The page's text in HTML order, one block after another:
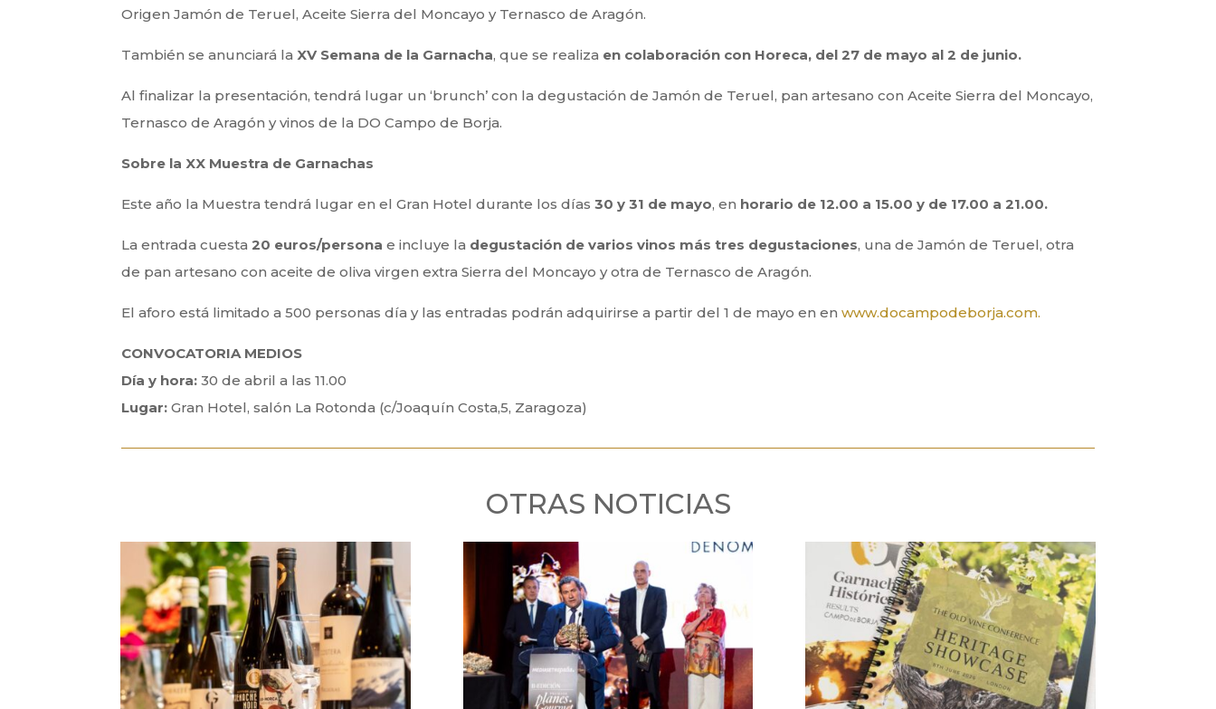
Origen Jamón de Teruel, Aceite Sierra del Moncayo y Ternasco de Aragón.
También se anunciará la XV Semana de la Garnacha, que se realiza en colaboración con Horeca, del 27 de mayo al 2 de junio.
Al finalizar la presentación, tendrá lugar un ‘brunch’ con la degustación de Jamón de Teruel, pan artesano con Aceite Sierra del Moncayo,
Ternasco de Aragón y vinos de la DO Campo de Borja.
Sobre la XX Muestra de Garnachas
Este año la Muestra tendrá lugar en el Gran Hotel durante los días30 y 31 de mayo, en horario de 12.00 a 15.00 y de 17.00 a 21.00.
La entrada cuesta20 euros/persona e incluye la degustación de varios vinos más tres degustaciones, una de Jamón de Teruel, otra
de pan artesano con aceite de oliva virgen extra Sierra del Moncayo y otra de Ternasco de Aragón.
El aforo está limitado a 500 personas día y las entradas podrán adquirirse a partir del 1 de mayo en enwww.docampodeborja.com.
CONVOCATORIA MEDIOS
Día y hora: 30 de abril a las 11.00
Lugar: Gran Hotel, salón La Rotonda (c/Joaquín Costa,5, Zaragoza)
OTRAS NOTICIAS